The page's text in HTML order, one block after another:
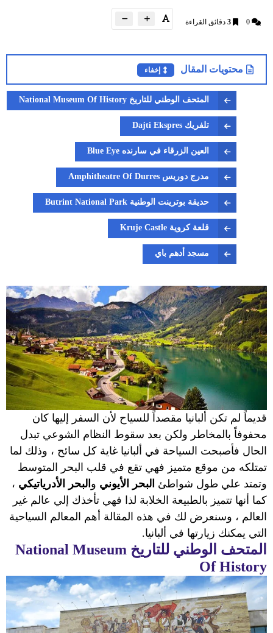
0
3 دقائق القراءة
محتويات المقال إخفاء
المتحف الوطني للتاريخ National Museum Of History
تلفريك Dajti Ekspres
العين الزرقاء في سارنده Blue Eye
مدرج دوريس Amphitheatre Of Durres
حديقة بوترينت الوطنية Butrint National Park
قلعة كروية Kruje Castle
مسجد أدهم باي
قديماً لم تكن ألبانيا مقصداً للسياح لأن السفر إليها كان
محفوفاً بالمخاطر ولكن بعد سقوط النظام الشوعي تبدل
الحال فأصبحت السياحة في ألبانيا غاية كل سائح ، وذلك لما
تمتلكه من موقع متميز فهي تقع في قلب البحر المتوسط
وتمتد علي طول شواطئ البحر الأيوني و البحر الأدرياتيكي ،
كما أنها تتميز بالطبيعة الخلابة لذا فهي تأخذك إلي عالم غير
العالم ، وسنعرض لك في هذه المقالة أهم المعالم السياحية
التي يمكنك زيارتها في ألبانيا.
المتحف الوطني للتاريخ National Museum
Of History